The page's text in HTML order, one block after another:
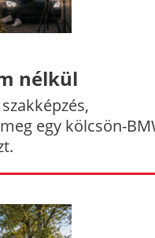
nélkül
egy kölcsön-